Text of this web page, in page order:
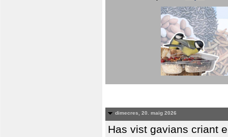
dimecres, 20. maig 2026
Has vist gavians criant